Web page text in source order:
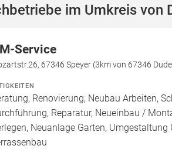
im Umkreis von
Service
67346 Speyer (3km von 67346
Renovierung, Neubau Arbeiten,
Reparatur, Neueinbau /
Neuanlage Garten,